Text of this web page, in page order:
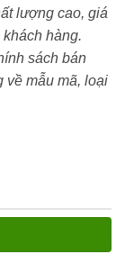
lượng cao, giá
hàng.
sách bán
về mẫu mã, loại